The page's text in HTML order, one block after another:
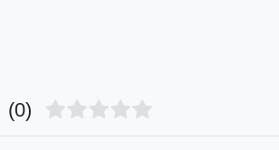
(0)